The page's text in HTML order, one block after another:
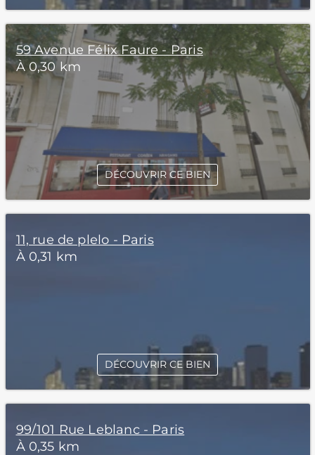
59 Avenue Félix Faure - Paris
À 0,30 km
DÉCOUVRIR CE BIEN
11, rue de plelo - Paris
À 0,31 km
DÉCOUVRIR CE BIEN
99/101 Rue Leblanc - Paris
À 0,35 km